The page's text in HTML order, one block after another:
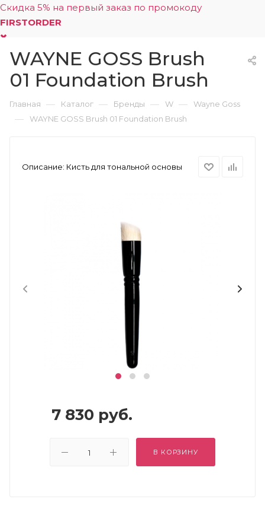
Скидка 5% на первый заказ по промокоду
FIRSTORDER
0
WAYNE GOSS Brush
01 Foundation Brush
Главная — Каталог — Бренды — W — Wayne Goss
— WAYNE GOSS Brush 01 Foundation Brush
Описание: Кисть для тональной основы
7 830 руб.
В КОРЗИНУ